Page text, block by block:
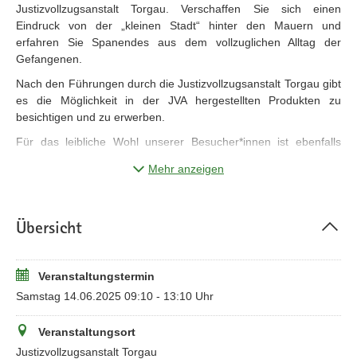
Justizvollzugsanstalt Torgau. Verschaffen Sie sich einen
Eindruck von der „kleinen Stadt“ hinter den Mauern und
erfahren Sie Spanendes aus dem vollzuglichen Alltag der
Gefangenen.
Nach den Führungen durch die Justizvollzugsanstalt Torgau gibt
es die Möglichkeit in der JVA hergestellten Produkten zu
besichtigen und zu erwerben.
Für das leibliche Wohl unserer Besucher*innen ist ebenfalls
Mehr anzeigen
Übersicht
Veranstaltungstermin
Samstag 14.06.2025 09:10 - 13:10 Uhr
Veranstaltungsort
Justizvollzugsanstalt Torgau